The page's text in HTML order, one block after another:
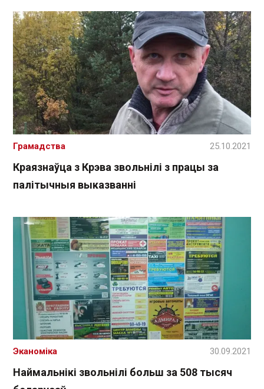
Краязнаўца з Крэва звольнілі з працы за
палітычныя выказванні
Грамадства 25.10.2021
Наймальнікі звольнілі больш за 508 тысяч
Эканоміка 30.09.2021